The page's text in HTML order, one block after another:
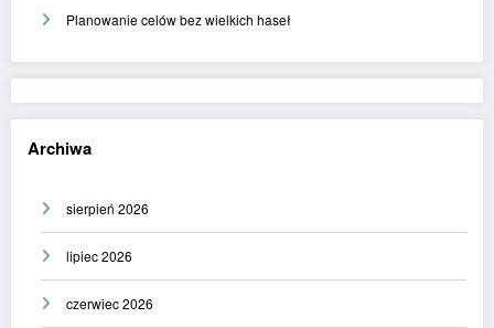
Planowanie celów bez wielkich haseł
Archiwa
sierpień 2026
lipiec 2026
czerwiec 2026